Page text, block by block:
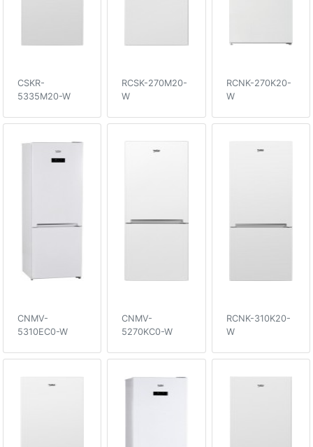
CSKR-
5335M20-W
RCSK-270M20-
W
RCNK-270K20-
W
CNMV-
5310EC0-W
CNMV-
5270KC0-W
RCNK-310K20-
W